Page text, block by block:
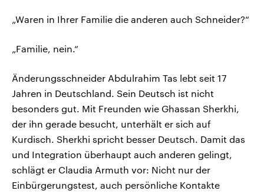
„Waren in Ihrer Familie die anderen auch Schneider?“
„Familie, nein.“
Änderungsschneider Abdulrahim Tas lebt seit 17
Jahren in Deutschland. Sein Deutsch ist nicht
besonders gut. Mit Freunden wie Ghassan Sherkhi,
der ihn gerade besucht, unterhält er sich auf
Kurdisch. Sherkhi spricht besser Deutsch. Damit das
und Integration überhaupt auch anderen gelingt,
schlägt er Claudia Armuth vor: Nicht nur der
Einbürgerungstest, auch persönliche Kontakte